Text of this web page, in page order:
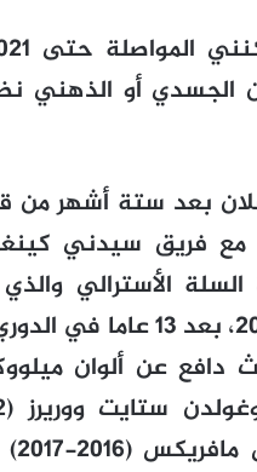
الجسدي أو الذهني
بعد ستة أشهر من
مع فريق سيدني
الأسترالي
لعامين في 2018، بعد 13
دافع عن ألوان